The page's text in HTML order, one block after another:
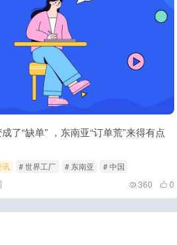
成了“缺单” ，东南亚“订单荒”来得有点
讯 # 世界工厂 # 东南亚 # 中国
360 0